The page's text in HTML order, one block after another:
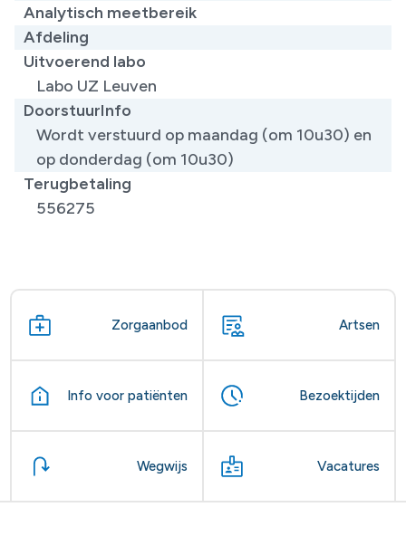
Analytisch meetbereik
Afdeling
Uitvoerend labo
Labo UZ Leuven
DoorstuurInfo
Wordt verstuurd op maandag (om 10u30) en
op donderdag (om 10u30)
Terugbetaling
556275
Zorgaanbod Artsen
Info voor patiënten Bezoektijden
Wegwijs Vacatures